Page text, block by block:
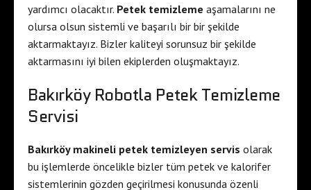
yardımcı olacaktır. Petek temizleme aşamalarını ne
olursa olsun sistemli ve başarılı bir bir şekilde
aktarmaktayız. Bizler kaliteyi sorunsuz bir şekilde
aktarmasını iyi bilen ekiplerden oluşmaktayız.
Bakırköy Robotla Petek Temizleme
Servisi
Bakırköy makineli petek temizleyen servis olarak
bu işlemlerde öncelikle bizler tüm petek ve kalorifer
sistemlerinin gözden geçirilmesi konusunda özenli